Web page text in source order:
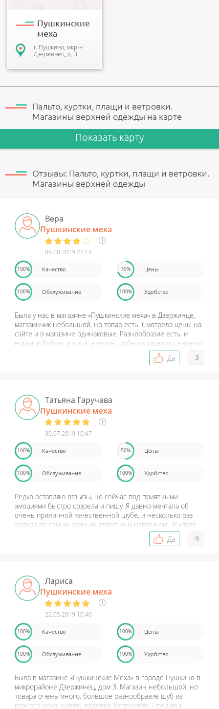
Пушкинские
меха
г. Пушкино, мкр-н
Дзержинец, д. 3
Пальто, куртки, плащи и ветровки.
Магазины верхней одежды на карте
Показать карту
Отзывы: Пальто, куртки, плащи и ветровки.
Магазины верхней одежды
Вера
Пушкинские меха
09.08.2019 22:14
100% Качество 70% Цены
100% Обслуживание 100% Удобство
Была у нас в магазине «Пушкинские меха» в Дзержинце,
магазинчик небольшой, но товар есть. Смотрела цены на
сайте и в магазине одинаковые. Разнообразие есть, и
норка, и бобры, и лиса, и мутон, шубы из каракуля, жилетки
из норки и лисы, и стриженные, и с капюшоном, и без.
Примеряла шубы, аж устала, и та хороша, и та, но цены
качественную шубу, или полушубок, или шапки,
приезжайте обязательно, тут все натуральное и
качественное.
Да 3
Татьяна Гаручава
Пушкинские меха
30.07.2019 10:47
100% Качество 50% Цены
100% Обслуживание 100% Удобство
Редко оставляю отзывы, но сейчас под приятными
эмоциями быстро созрела и пишу. Я давно мечтала об
очень приличной качественной шубе, и несколько раз
ходила по самым разным известным магазинам . В итоге
было несколько вариантов, которые мне действительно
понравились, но они были слишком или просты или
неопределенный срок. Который благополучно закончился
сегодня в "Пушкинских мехах!" С очень большой скидкой
я купила себе превосходную вещь ! Я безумно рада, )
натуральный мех,красивый цвет , совершенно
безупречное качество, крой, посадка - удобно и стильно! Я
очень и очень довольна!))) В сезон распродаж можно
получить прекрасную вещь и самые приятные от этого
эмоции. Советую ВСЕМ этот меховой магазин и желаю
удачных и выгодных покупок !!!
Да 9
Лариса
Пушкинские меха
22.05.2019 10:40
100% Качество 100% Цены
100% Обслуживание 100% Удобство
Была в магазине «Пушкинские Меха» в городе Пушкино в
микрорайоне Дзержинец, дом 3. Магазин небольшой, но
товара очень много, большое разнообразие шуб из
разного меха, шапки, варежки, безрукавки. Продавцы